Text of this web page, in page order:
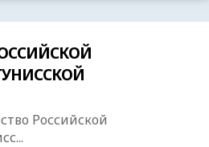
Российской